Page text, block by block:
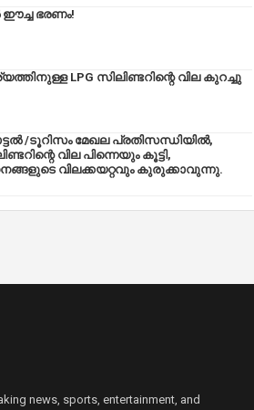
ഭരണം!
LPG സിലിണ്ടറിന്റെ വില കുറച്ചു
/ടൂറിസം മേഖല പ്രതിസന്ധിയിൽ,
വില പിന്നെയും കൂട്ടി,
വിലക്കയറ്റവും കുരുക്കാവുന്നു.
news, sports, entertainment, and